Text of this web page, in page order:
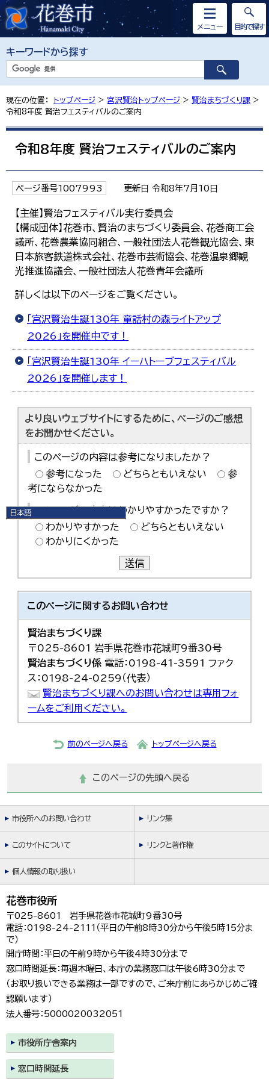
キーワードから探す
メニュー
日本語
目的で探す
現在の位置： トップページ > 宮沢賢治トップページ > 賢治まちづくり課 >
令和8年度 賢治フェスティバルのご案内
令和8年度 賢治フェスティバルのご案内
ページ番号1007993 更新日 令和8年7月10日
【主催】賢治フェスティバル実行委員会
【構成団体】花巻市、賢治のまちづくり委員会、花巻商工会
議所、花巻農業協同組合、一般社団法人花巻観光協会、東
日本旅客鉄道株式会社、花巻市芸術協会、花巻温泉郷観
光推進協議会、一般社団法人花巻青年会議所
詳しくは以下のページをご覧ください。
「宮沢賢治生誕130年 童話村の森ライトアップ
2026」を開催中です！
「宮沢賢治生誕130年 イーハトーブフェスティバル
2026」を開催します！
より良いウェブサイトにするために、ページのご感想
をお聞かせください。
このページの内容は参考になりましたか？
参考になった
どちらともいえない
参
考にならなかった
このページの内容はわかりやすかったですか？
わかりやすかった
どちらともいえない
わかりにくかった
送信
このページに関するお問い合わせ
賢治まちづくり課
〒025-8601 岩手県花巻市花城町9番30号
賢治まちづくり係 電話：0198-41-3591 ファク
ス：0198-24-0259（代表）
賢治まちづくり課へのお問い合わせは専用フォ
ームをご利用ください。
前のページへ戻る トップページへ戻る
このページの先頭へ戻る
市役所へのお問い合わせ リンク集
このサイトについて リンクと著作権
個人情報の取り扱い
花巻市役所
〒025-8601 岩手県花巻市花城町9番30号
電話：0198-24-2111（平日の午前8時30分から午後5時15分ま
で）
開庁時間：平日の午前9時から午後4時30分まで
窓口時間延長：毎週木曜日、本庁の業務窓口は午後6時30分まで
（お取り扱いできる業務は一部ですので、ご来庁前にあらかじめご確
認願います）
法人番号：5000020032051
市役所庁舎案内
窓口時間延長